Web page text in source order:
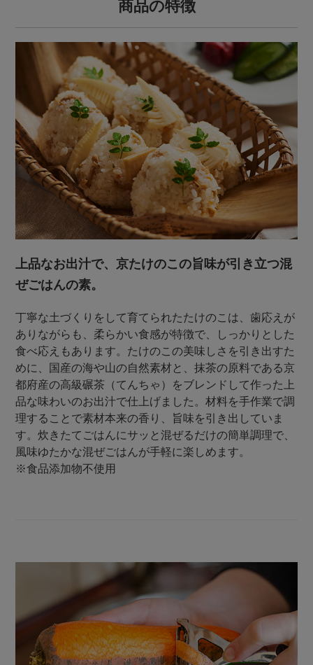
商品の特徴
上品なお出汁で、京たけのこの旨味が引き立つ混
ぜごはんの素。
丁寧な土づくりをして育てられたたけのこは、歯応えが
ありながらも、柔らかい食感が特徴で、しっかりとした
食べ応えもあります。たけのこの美味しさを引き出すた
めに、国産の海や山の自然素材と、抹茶の原料である京
都府産の高級碾茶（てんちゃ）をブレンドして作った上
品な味わいのお出汁で仕上げました。材料を手作業で調
理することで素材本来の香り、旨味を引き出していま
す。炊きたてごはんにサッと混ぜるだけの簡単調理で、
風味ゆたかな混ぜごはんが手軽に楽しめます。
※食品添加物不使用